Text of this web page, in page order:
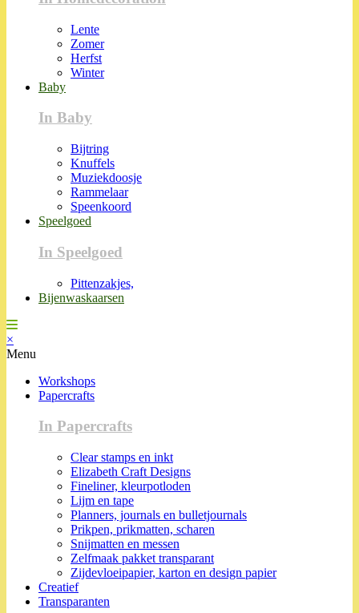
Lente
Zomer
Herfst
Winter
Baby
In Baby
Bijtring
Knuffels
Muziekdoosje
Rammelaar
Speenkoord
Speelgoed
In Speelgoed
Pittenzakjes,
Bijenwaskaarsen
×
Menu
Workshops
Papercrafts
In Papercrafts
Clear stamps en inkt
Elizabeth Craft Designs
Fineliner, kleurpotloden
Lijm en tape
Planners, journals en bulletjournals
Prikpen, prikmatten, scharen
Snijmatten en messen
Zelfmaak pakket transparant
Zijdevloeipapier, karton en design papier
Creatief
Transparanten